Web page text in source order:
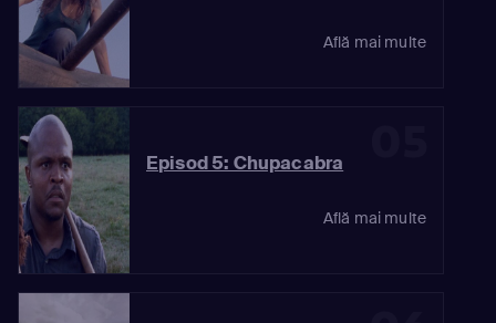
Află mai multe
Episod 5: Chupacabra
Află mai multe